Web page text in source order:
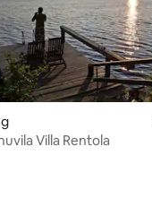
Villa Rentola